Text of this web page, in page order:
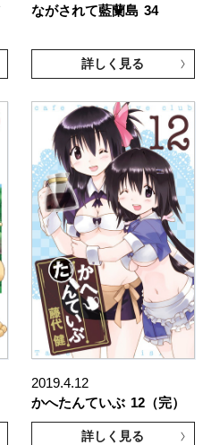
ながされて藍蘭島 34
詳しく見る
2019.4.12
かへたんていぶ 12（完）
詳しく見る